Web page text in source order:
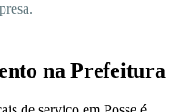
na Prefeitura